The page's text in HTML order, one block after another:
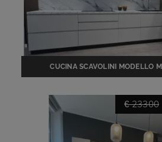
CUCINA SCAVOLINI MODELLO
€ 23300